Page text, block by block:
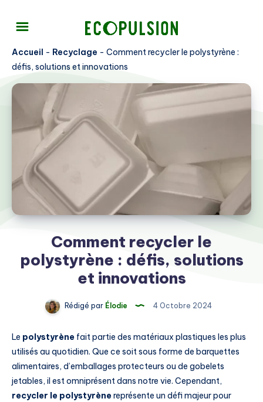
Accueil - Recyclage - Comment recycler le polystyrène :
défis, solutions et innovations
Comment recycler le
polystyrène : défis, solutions
et innovations
Rédigé par Élodie 4 Octobre 2024
Le polystyrène fait partie des matériaux plastiques les plus
utilisés au quotidien. Que ce soit sous forme de barquettes
alimentaires, d’emballages protecteurs ou de gobelets
jetables, il est omniprésent dans notre vie. Cependant,
recycler le polystyrènereprésente un défi majeur pour